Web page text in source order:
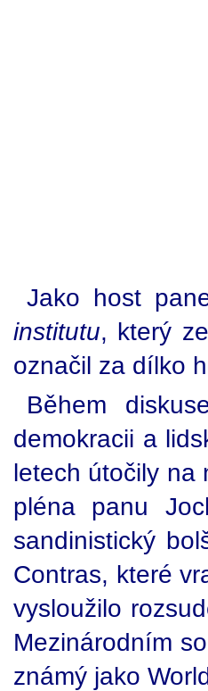
Jako host
institutu, který
označil za dílko
Během
demokracii a
letech útočily na
pléna panu
sandinistický
Contras, které
vysloužilo
Mezinárodním
známý jako